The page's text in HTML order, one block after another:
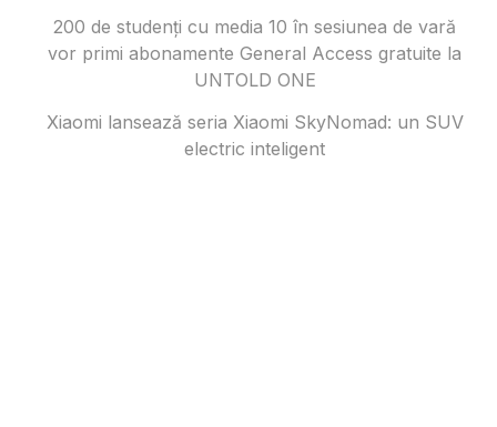
200 de studenți cu media 10 în sesiunea de vară
vor primi abonamente General Access gratuite la
UNTOLD ONE
Xiaomi lansează seria Xiaomi SkyNomad: un SUV
electric inteligent